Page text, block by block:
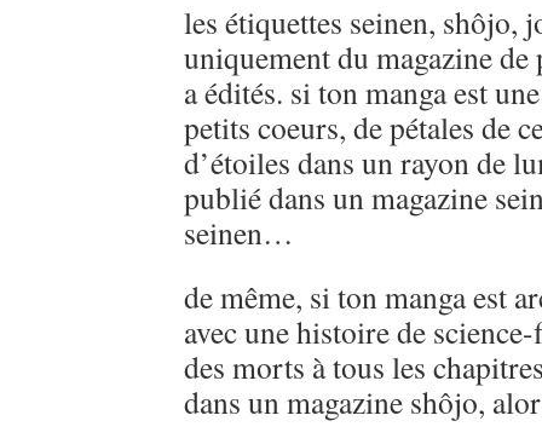
les étiquettes seinen, shôjo,
uniquement du magazine
a édités. si ton manga est
petits coeurs, de pétales de
d’étoiles dans un rayon de
publié dans un magazine
seinen…
de même, si ton manga est
avec une histoire de
des morts à tous les
dans un magazine shôjo,